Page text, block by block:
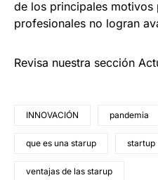
de los principales motivos
profesionales no logran
Revisa nuestra sección
INNOVACIÓN pandemia
que es una starup startup
ventajas de las starup